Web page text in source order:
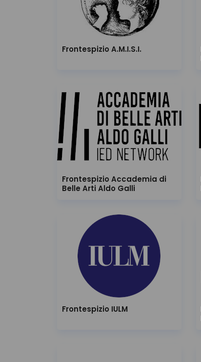
Frontespizio A.M.I.S.I.
Frontespizio Accademia di
Belle Arti Aldo Galli
Frontespizio IULM